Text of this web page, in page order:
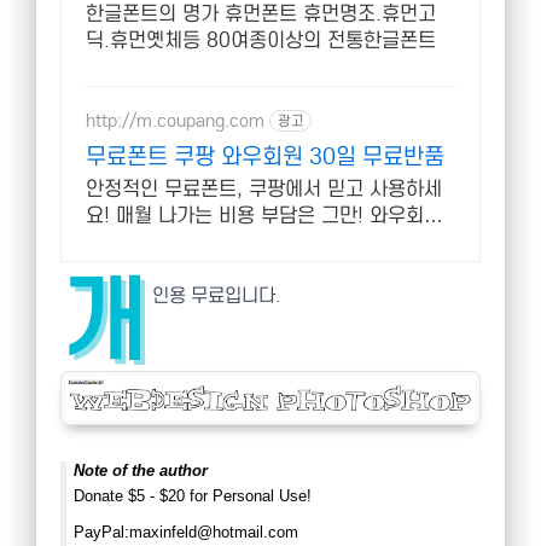
한글폰트의 명가 휴먼폰트 휴먼명조.휴먼고
딕.휴먼옛체등 80여종이상의 전통한글폰트
http://m.coupang.com 광고
무료폰트 쿠팡 와우회원 30일 무료반품
안정적인 무료폰트, 쿠팡에서 믿고 사용하세
요! 매월 나가는 비용 부담은 그만! 와우회원
개 인용 무료입니다.
Note of the author
Donate $5 - $20 for Personal Use!
PayPal:maxinfeld@hotmail.com